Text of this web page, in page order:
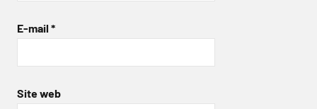
E-mail *
Site web